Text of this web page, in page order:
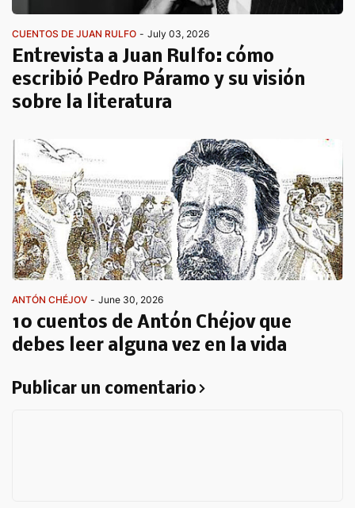
CUENTOS DE JUAN RULFO - July 03, 2026
Entrevista a Juan Rulfo: cómo
escribió Pedro Páramo y su visión
sobre la literatura
ANTÓN CHÉJOV - June 30, 2026
10 cuentos de Antón Chéjov que
debes leer alguna vez en la vida
Publicar un comentario